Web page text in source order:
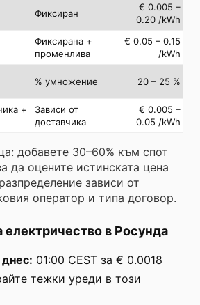
Фиксиран
€ 0.005 –
0.20 /kWh
Фиксирана +
променлива
€ 0.05 – 0.15
/kWh
% умножение 20 – 25 %
+
Зависи от
доставчика
€ 0.005 –
0.05 /kWh
добавете 30–60% към спот
да оцените истинската цена
зависи от
оператор и типа договор.
електричество в Росунда
01:00 CEST за € 0.0018
тежки уреди в този